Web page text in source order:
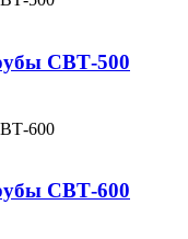
СВТ-500
СВТ-600